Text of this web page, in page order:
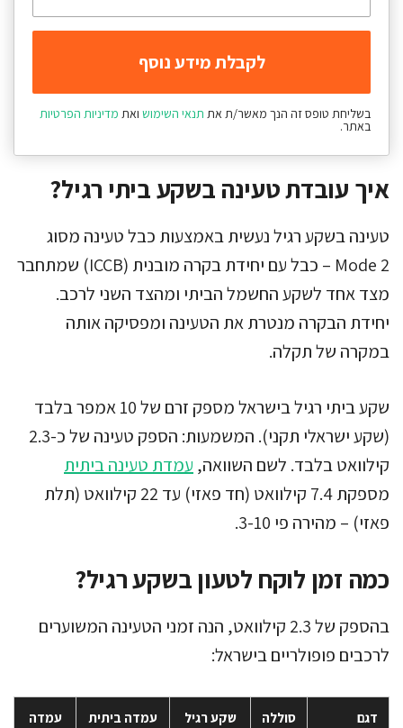
בשליחת טופס זה הנך מאשר/ת את תנאי השימוש ואת מדיניות הפרטיות
באתר.
איך עובדת טעינה בשקע ביתי רגיל?
טעינה בשקע רגיל נעשית באמצעות כבל טעינה מסוג
Mode 2 – כבל עם יחידת בקרה מובנית (ICCB) שמתחבר
מצד אחד לשקע החשמל הביתי ומהצד השני לרכב.
יחידת הבקרה מנטרת את הטעינה ומפסיקה אותה
במקרה של תקלה.
שקע ביתי רגיל בישראל מספק זרם של 10 אמפר בלבד
(שקע ישראלי תקני). המשמעות: הספק טעינה של כ-2.3
קילוואט בלבד. לשם השוואה, עמדת טעינה ביתית
מספקת 7.4 קילוואט (חד פאזי) עד 22 קילוואט (תלת
פאזי) – מהירה פי 3-10.
כמה זמן לוקח לטעון בשקע רגיל?
בהספק של 2.3 קילוואט, הנה זמני הטעינה המשוערים
לרכבים פופולריים בישראל:
דגם סוללה
שקע רגיל
עמדה ביתית
עמדה